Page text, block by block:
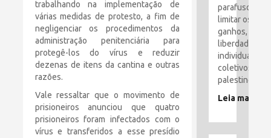
trabalhando na implementação de
várias medidas de protesto, a fim de
negligenciar os procedimentos da
administração penitenciária para
protegê-los do vírus e reduzir
dezenas de itens da cantina e outras
razões.
Vale ressaltar que o movimento de
prisioneiros anunciou que quatro
prisioneiros foram infectados com o
vírus e transferidos a esse presídio
parafusos e
limitar os
ganhos,
liberdades
individuais e
coletivos dos
palestinos.
Leia mais